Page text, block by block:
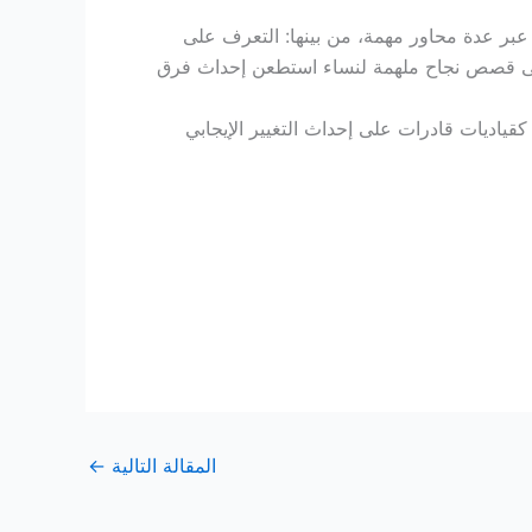
عبر عدة محاور مهمة، من بينها: التعرف على
إلى قصص نجاح ملهمة لنساء استطعن إحداث فرق
قادرات على إحداث التغيير الإيجابي
المقالة التالية ←